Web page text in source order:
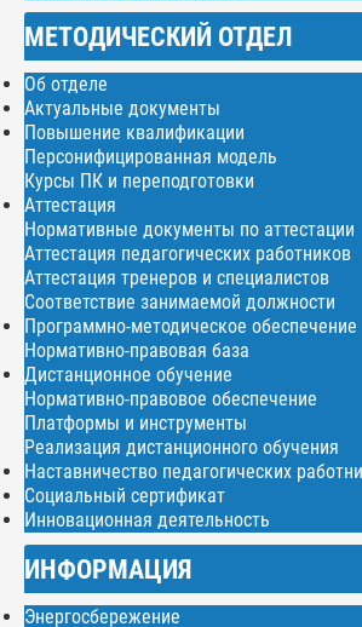
МЕТОДИЧЕСКИЙ ОТДЕЛ
Об отделе
Актуальные документы
Повышение квалификации
Персонифицированная модель
Курсы ПК и переподготовки
Аттестация
Нормативные документы по аттестации
Аттестация педагогических работников
Аттестация тренеров и специалистов
Соответствие занимаемой должности
Программно-методическое обеспечение
Нормативно-правовая база
Дистанционное обучение
Нормативно-правовое обеспечение
Платформы и инструменты
Реализация дистанционного обучения
Наставничество педагогических
Социальный сертификат
Инновационная деятельность
ИНФОРМАЦИЯ
Энергосбережение